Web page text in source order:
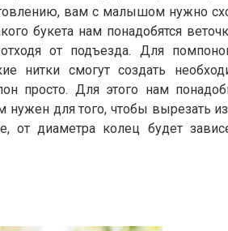
вам с малышом нужно
букета нам понадобятся
от подъезда. Для
нитки смогут создать
просто. Для этого нам
нужен для того, чтобы вырезать
от диаметра колец будет